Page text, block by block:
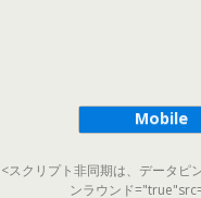
Mobile
<スクリプト非同期は、データ
ンラウンド